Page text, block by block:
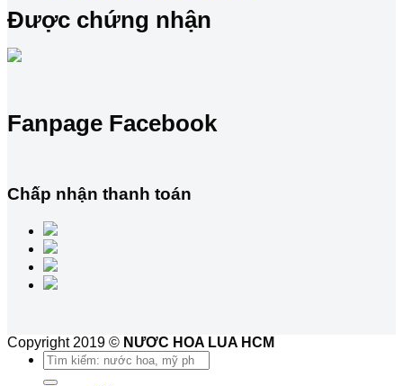
Được chứng nhận
Fanpage Facebook
Chấp nhận thanh toán
Copyright 2019 © NƯƠC HOA LUA HCM
Tìm
kiếm: